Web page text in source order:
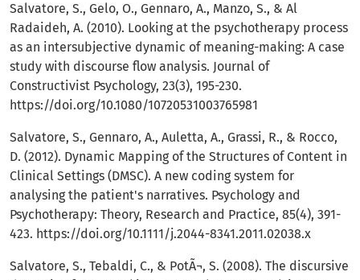
Salvatore, S., Gelo, O., Gennaro, A., Manzo, S., & Al
Radaideh, A. (2010). Looking at the psychotherapy process
as an intersubjective dynamic of meaning-making: A case
study with discourse flow analysis. Journal of
Constructivist Psychology, 23(3), 195-230.
https://doi.org/10.1080/10720531003765981
Salvatore, S., Gennaro, A., Auletta, A., Grassi, R., & Rocco,
D. (2012). Dynamic Mapping of the Structures of Content in
Clinical Settings (DMSC). A new coding system for
analysing the patient's narratives. Psychology and
Psychotherapy: Theory, Research and Practice, 85(4), 391-
423. https://doi.org/10.1111/j.2044-8341.2011.02038.x
Salvatore, S., Tebaldi, C., & PotÃ¬, S. (2008). The discursive